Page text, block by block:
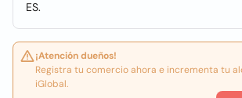
ES.
¡Atención dueños!
Registra tu comercio ahora e incrementa tu
iGlobal.